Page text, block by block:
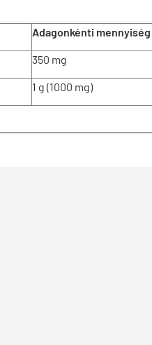
Adagonkénti mennyiség
350 mg
1 g (1000 mg)